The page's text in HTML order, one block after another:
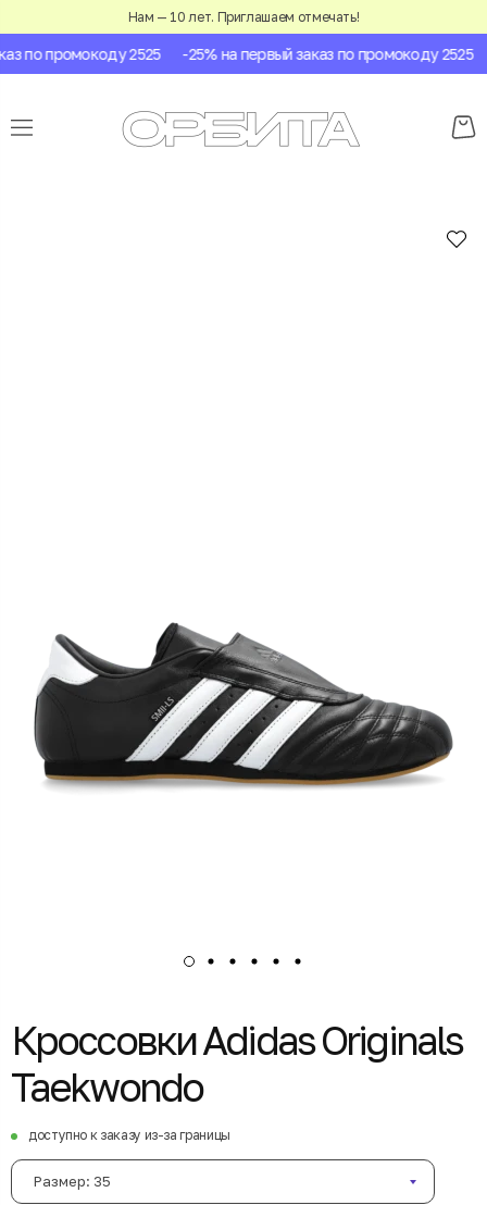
Нам — 10 лет. Приглашаем отмечать!
по промокоду 2525 -25% на первый заказ по промокоду 2525
Кроссовки Adidas Originals
Taekwondo
доступно к заказу из-за границы
Размер: 35